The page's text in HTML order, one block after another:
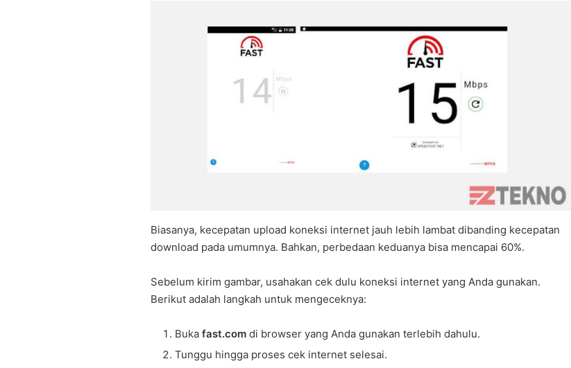
Biasanya, kecepatan upload koneksi internet jauh lebih lambat dibanding kecepatan
download pada umumnya. Bahkan, perbedaan keduanya bisa mencapai 60%.
Sebelum kirim gambar, usahakan cek dulu koneksi internet yang Anda gunakan.
Berikut adalah langkah untuk mengeceknya:
Buka fast.com di browser yang Anda gunakan terlebih dahulu.
Tunggu hingga proses cek internet selesai.